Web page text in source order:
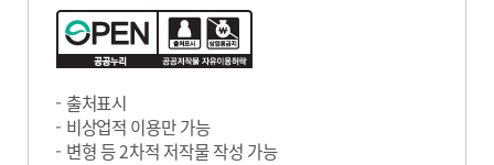
출처표시
비상업적 이용만 가능
변형 등 2차적 저작물 작성 가능